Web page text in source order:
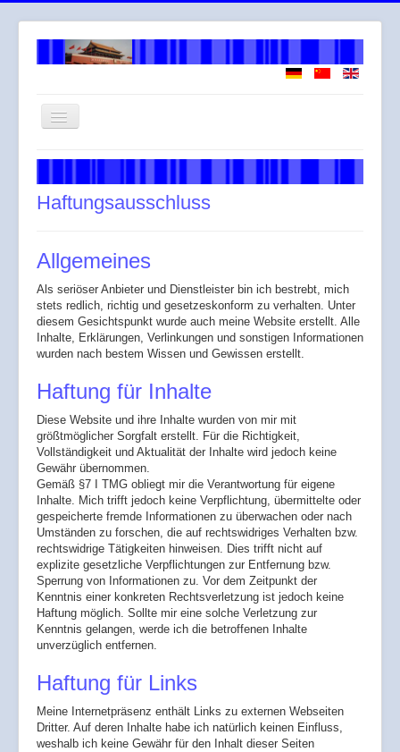
Navigation
Willkommen
Leistungen
Honorar
Across
Gendergerechte Sprache
Haftungsausschluss
Allgemeines
Als seriöser Anbieter und Dienstleister bin ich bestrebt, mich
stets redlich, richtig und gesetzeskonform zu verhalten. Unter
diesem Gesichtspunkt wurde auch meine Website erstellt. Alle
Inhalte, Erklärungen, Verlinkungen und sonstigen Informationen
wurden nach bestem Wissen und Gewissen erstellt.
Haftung für Inhalte
Diese Website und ihre Inhalte wurden von mir mit
größtmöglicher Sorgfalt erstellt. Für die Richtigkeit,
Vollständigkeit und Aktualität der Inhalte wird jedoch keine
Gewähr übernommen.
Gemäß §7 I TMG obliegt mir die Verantwortung für eigene
Inhalte. Mich trifft jedoch keine Verpflichtung, übermittelte oder
gespeicherte fremde Informationen zu überwachen oder nach
Umständen zu forschen, die auf rechtswidriges Verhalten bzw.
rechtswidrige Tätigkeiten hinweisen. Dies trifft nicht auf
explizite gesetzliche Verpflichtungen zur Entfernung bzw.
Sperrung von Informationen zu. Vor dem Zeitpunkt der
Kenntnis einer konkreten Rechtsverletzung ist jedoch keine
Haftung möglich. Sollte mir eine solche Verletzung zur
Kenntnis gelangen, werde ich die betroffenen Inhalte
unverzüglich entfernen.
Haftung für Links
Meine Internetpräsenz enthält Links zu externen Webseiten
Dritter. Auf deren Inhalte habe ich natürlich keinen Einfluss,
weshalb ich keine Gewähr für den Inhalt dieser Seiten